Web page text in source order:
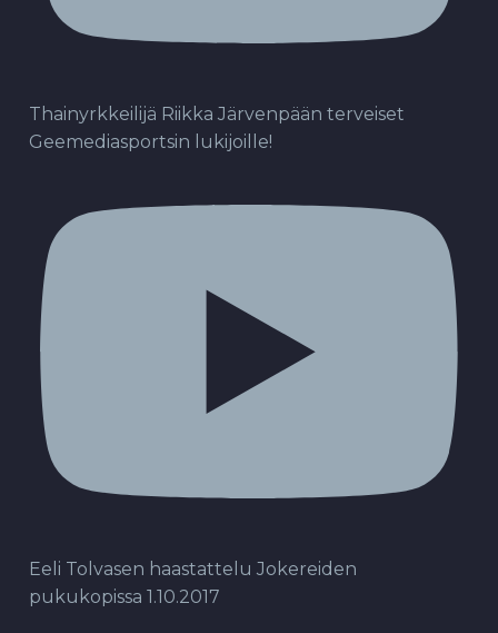
Thainyrkkeilijä Riikka Järvenpään terveiset
Geemediasportsin lukijoille!
Eeli Tolvasen haastattelu Jokereiden
pukukopissa 1.10.2017